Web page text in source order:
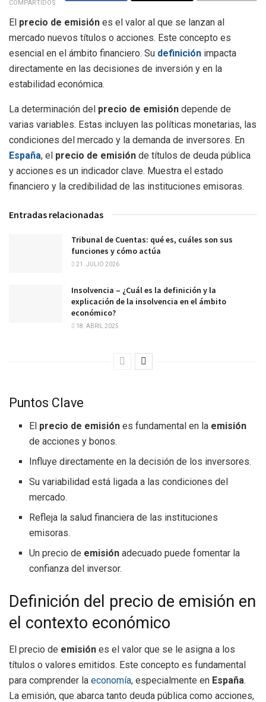
COMPARTIDOS
El precio de emisión es el valor al que se lanzan al
mercado nuevos títulos o acciones. Este concepto es
esencial en el ámbito financiero. Su definición impacta
directamente en las decisiones de inversión y en la
estabilidad económica.
La determinación del precio de emisión depende de
varias variables. Estas incluyen las políticas monetarias, las
condiciones del mercado y la demanda de inversores. En
España, el precio de emisión de títulos de deuda pública
y acciones es un indicador clave. Muestra el estado
financiero y la credibilidad de las instituciones emisoras.
Entradas relacionadas
Tribunal de Cuentas: qué es, cuáles son sus
funciones y cómo actúa
21. JULIO 2026
Insolvencia – ¿Cuál es la definición y la
explicación de la insolvencia en el ámbito
económico?
18. ABRIL 2025
Puntos Clave
El precio de emisión es fundamental en la emisión
de acciones y bonos.
Influye directamente en la decisión de los inversores.
Su variabilidad está ligada a las condiciones del
mercado.
Refleja la salud financiera de las instituciones
emisoras.
Un precio de emisión adecuado puede fomentar la
confianza del inversor.
Definición del precio de emisión en
el contexto económico
El precio de emisión es el valor que se le asigna a los
títulos o valores emitidos. Este concepto es fundamental
para comprender la economía, especialmente en España.
La emisión, que abarca tanto deuda pública como acciones,